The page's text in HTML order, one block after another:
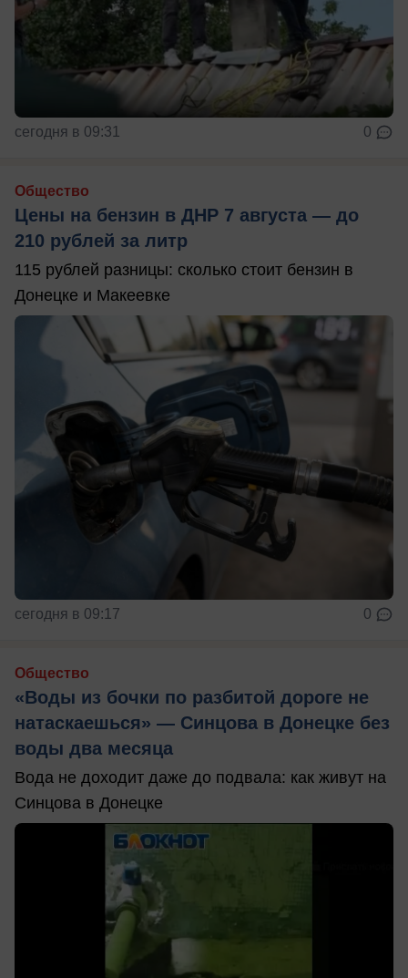
сегодня в 09:31 0
Общество
Цены на бензин в ДНР 7 августа — до
210 рублей за литр
115 рублей разницы: сколько стоит бензин в
Донецке и Макеевке
сегодня в 09:17 0
Общество
«Воды из бочки по разбитой дороге не
натаскаешься» — Синцова в Донецке без
воды два месяца
Вода не доходит даже до подвала: как живут на
Синцова в Донецке